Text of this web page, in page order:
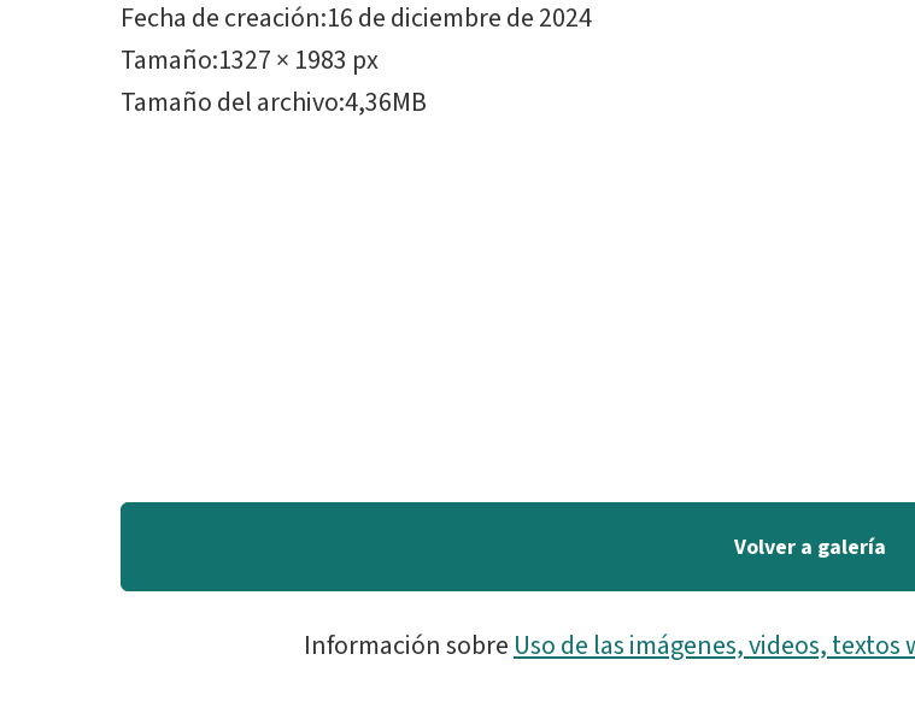
Fecha de creación:16 de diciembre de 2024
Tamaño:1327 × 1983 px
Tamaño del archivo:4,36MB
Volver a galería
Información sobre Uso de las imágenes, videos,